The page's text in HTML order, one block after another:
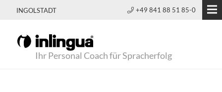
INGOLSTADT +49 841 88 51 85-0
Ihr Personal Coach für Spracherfolg